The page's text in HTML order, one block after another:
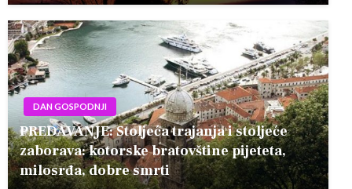
DAN GOSPODNJI
PREDAVANJE: Stoljeća trajanja i stoljeće
zaborava: kotorske bratovštine pijeteta,
milosrđa, dobre smrti